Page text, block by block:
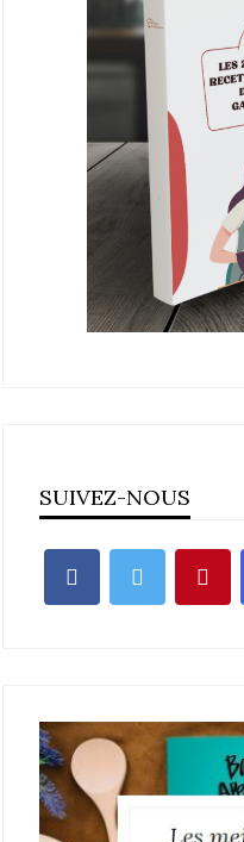
SUIVEZ-NOUS